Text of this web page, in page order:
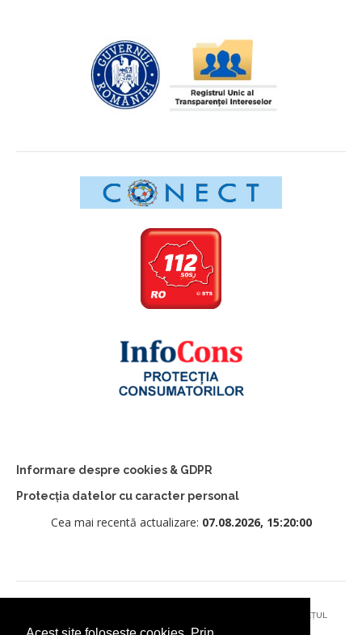
Informare despre cookies & GDPR
Protecția datelor cu caracter personal
Cea mai recentă actualizare: 07.08.2026, 15:20:00
© 2026 - PRIMĂRIA MUNICIPIULUI CÂMPULUNG MOLDOVENESC, JUDEȚUL